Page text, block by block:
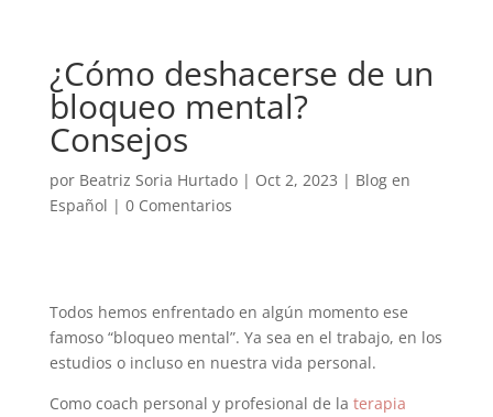
¿Cómo deshacerse de un
bloqueo mental?
Consejos
por Beatriz Soria Hurtado| Oct 2, 2023 | Blog en
Español | 0 Comentarios
Todos hemos enfrentado en algún momento ese
famoso “bloqueo mental”. Ya sea en el trabajo, en los
estudios o incluso en nuestra vida personal.
Como coach personal y profesional de la terapia